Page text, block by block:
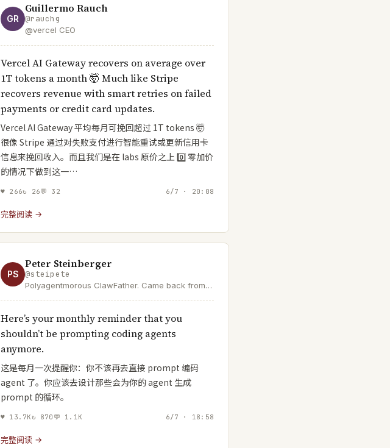
GR
Guillermo Rauch
@rauchg
@vercel CEO
Vercel AI Gateway recovers on average over
1T tokens a month 🤯 Much like Stripe
recovers revenue with smart retries on failed
payments or credit card updates.
Vercel AI Gateway 平均每月可挽回超过 1T tokens 🤯
很像 Stripe 通过对失败支付进行智能重试或更新信用卡
信息来挽回收入。而且我们是在 labs 原价之上 0️⃣ 零加价
的情况下做到这一…
♥ 266↻ 26💬 32 6/7 · 20:08
完整阅读 →
PS
Peter Steinberger
@steipete
Polyagentmorous ClawFather. Came back from
Here’s your monthly reminder that you
shouldn’t be prompting coding agents
anymore.
这是每月一次提醒你：你不该再去直接 prompt 编码
agent 了。你应该去设计那些会为你的 agent 生成
prompt 的循环。
♥ 13.7K↻ 870 💬 1.1K 6/7 · 18:58
完整阅读 →